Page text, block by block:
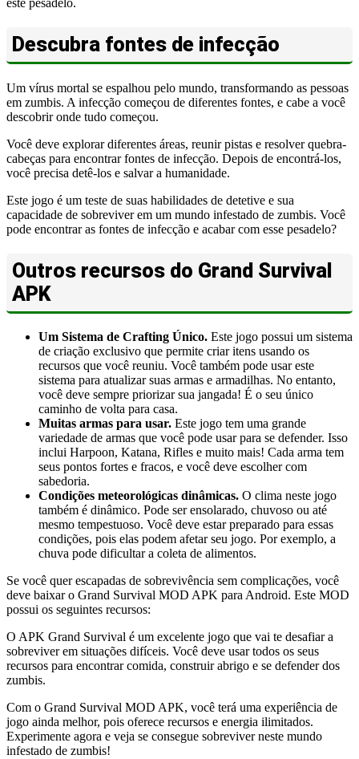
este pesadelo.
Descubra fontes de infecção
Um vírus mortal se espalhou pelo mundo, transformando as pessoas
em zumbis. A infecção começou de diferentes fontes, e cabe a você
descobrir onde tudo começou.
Você deve explorar diferentes áreas, reunir pistas e resolver quebra-
cabeças para encontrar fontes de infecção. Depois de encontrá-los,
você precisa detê-los e salvar a humanidade.
Este jogo é um teste de suas habilidades de detetive e sua
capacidade de sobreviver em um mundo infestado de zumbis. Você
pode encontrar as fontes de infecção e acabar com esse pesadelo?
Outros recursos do Grand Survival
APK
Um Sistema de Crafting Único. Este jogo possui um sistema
de criação exclusivo que permite criar itens usando os
recursos que você reuniu. Você também pode usar este
sistema para atualizar suas armas e armadilhas. No entanto,
você deve sempre priorizar sua jangada! É o seu único
caminho de volta para casa.
Muitas armas para usar. Este jogo tem uma grande
variedade de armas que você pode usar para se defender. Isso
inclui Harpoon, Katana, Rifles e muito mais! Cada arma tem
seus pontos fortes e fracos, e você deve escolher com
sabedoria.
Condições meteorológicas dinâmicas. O clima neste jogo
também é dinâmico. Pode ser ensolarado, chuvoso ou até
mesmo tempestuoso. Você deve estar preparado para essas
condições, pois elas podem afetar seu jogo. Por exemplo, a
chuva pode dificultar a coleta de alimentos.
Se você quer escapadas de sobrevivência sem complicações, você
deve baixar o Grand Survival MOD APK para Android. Este MOD
possui os seguintes recursos:
O APK Grand Survival é um excelente jogo que vai te desafiar a
sobreviver em situações difíceis. Você deve usar todos os seus
recursos para encontrar comida, construir abrigo e se defender dos
zumbis.
Com o Grand Survival MOD APK, você terá uma experiência de
jogo ainda melhor, pois oferece recursos e energia ilimitados.
Experimente agora e veja se consegue sobreviver neste mundo
infestado de zumbis!